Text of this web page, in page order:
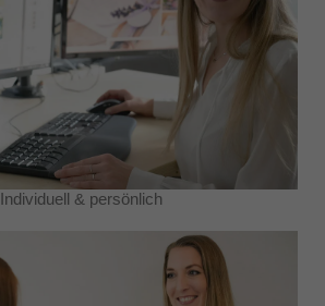
Individuell & persönlich